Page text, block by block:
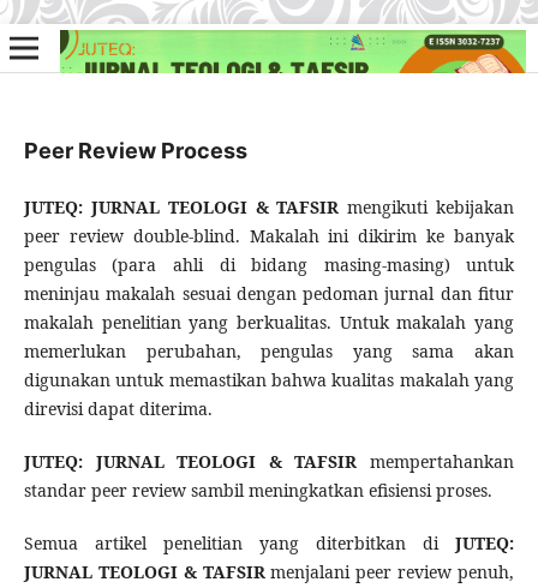
Peer Review Process
JUTEQ: JURNAL TEOLOGI & TAFSIRmengikuti kebijakan
peer review double-blind. Makalah ini dikirim ke banyak
pengulas (para ahli di bidang masing-masing) untuk
meninjau makalah sesuai dengan pedoman jurnal dan fitur
makalah penelitian yang berkualitas. Untuk makalah yang
memerlukan perubahan, pengulas yang sama akan
digunakan untuk memastikan bahwa kualitas makalah yang
direvisi dapat diterima.
JUTEQ: JURNAL TEOLOGI & TAFSIRmempertahankan
standar peer review sambil meningkatkan efisiensi proses.
Semua artikel penelitian yang diterbitkan diJUTEQ:
JURNAL TEOLOGI & TAFSIRmenjalani peer review penuh,